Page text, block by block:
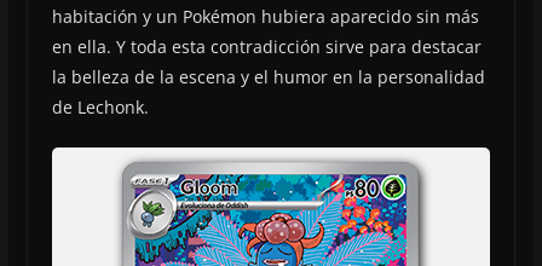
habitación y un Pokémon hubiera aparecido sin más
en ella. Y toda esta contradicción sirve para destacar
la belleza de la escena y el humor en la personalidad
de Lechonk.